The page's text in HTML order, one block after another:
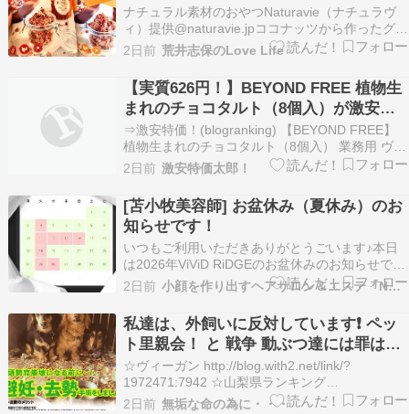
ナチュラル素材のおやつNaturavie（ナチュラヴ
ィ）提供@naturavie.jpココナッツから作ったグル
テンフリー・ヴィーガン対応のひとくちグラノー
ラスナック「CoCoLaLa（ココララ）」????美味
しくてオススメ????????????素材のシンプルさ
も好み。PLAZ…
2日前 荒井志保のLove Life
【実質626円！】BEYOND FREE 植物生
まれのチョコタルト（8個入）が激安特
価！
⇒激安特価！(blogranking) 【BEYOND FREE】
植物生まれのチョコタルト（8個入） 業務用 ヴィ
ーガン ビーガン ベジタリアン インバウンド イン
バウンド対応 小麦不使用 卵不使用 乳不使用 アレ
ルギー アレルギー対応 冷凍 冷凍食品 プラントベ
ース 植物由来…
2日前 激安特価太郎！
[苫小牧美容師] お盆休み（夏休み）のお
知らせです！
いつもご利用いただきありがとうごいます♪本日
は2026年ViViD RiDGEのお盆休みのお知らせで
す！ 8/11～8/14までお盆休みその他、毎週火曜
日、第4水曜日がお休みとなっております！ 大変
ご不便をお掛けいたしますが、どうぞよろしくお
願いいたします 公式ホームページ V…
2日前 小顔を作り出すヘアサロン＆エステ「NON EDGE」
私達は、外飼いに反対しています❗️ ペッ
ト里親会！ と 戦争 動ぶつ達には罪はな
かった！
☆ヴィーガン http://blog.with2.net/link/?
1972471:7942 ☆山梨県ランキング
http://blogrank.toremaga.com/ とれまが Air
2日前 無垢な命の為に・・・